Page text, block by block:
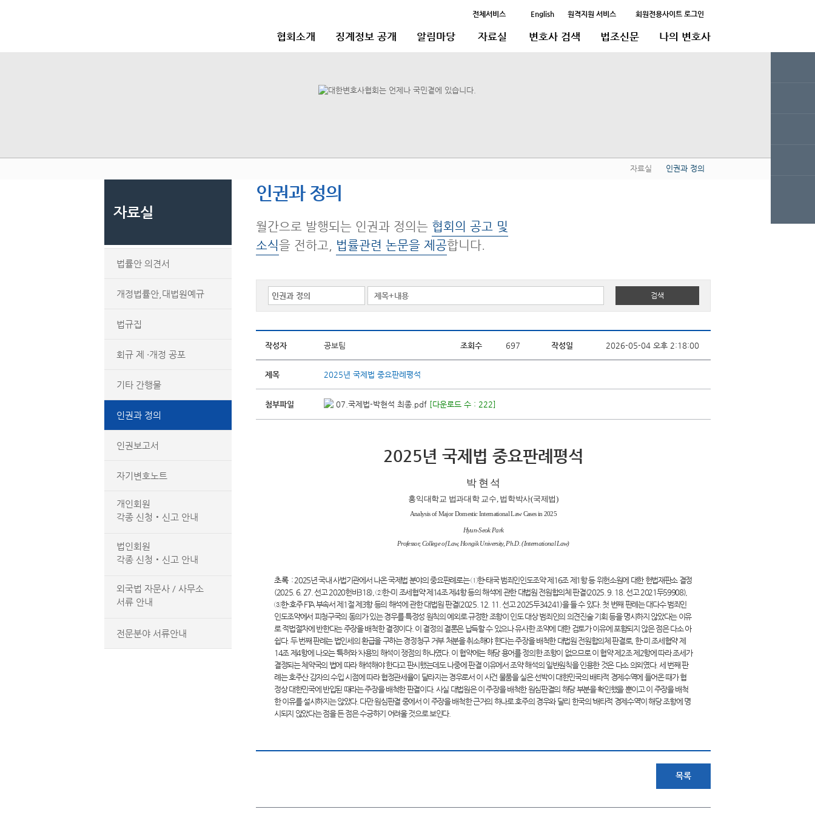
전체서비스 English 원격지원 서비스 회원전용사이트 로그인
협회소개 징계정보 공개 알림마당 자료실 변호사 검색 법조신문 나의 변호사
자료실 인권과 정의
자료실
법률안 의견서
개정법률안,대법원예규
법규집
회규 제 ·개정 공포
기타 간행물
인권과 정의
인권보고서
자기변호노트
개인회원
각종 신청‧신고 안내
법인회원
각종 신청‧신고 안내
외국법 자문사 / 사무소
서류 안내
전문분야 서류안내
인권과 정의
월간으로 발행되는 인권과 정의는 협회의 공고 및
소식을 전하고, 법률관련 논문을 제공합니다.
작성자 공보팀 조회수 697 작성일 2026-05-04 오후 2:18:00
제목 2025년 국제법 중요판례평석
첨부파일 07.국제법-박현석 최종.pdf [다운로드 수 : 222]
2025년 국제법 중요판례평석
박 현 석
홍익대학교 법과대학 교수, 법학박사(국제법)
Analysis of Major Domestic International Law Cases in 2025
Hyun-Seok Park
Professor, College of Law, Hongik University, Ph.D. (International Law)
초록 : 2025년 국내 사법기관에서 나온 국제법 분야의 중요판례로는 ①한-태국 범죄인인도조약 제16조 제1항 등 위헌소원에 대한 헌법재판소 결정
(2025. 6. 27. 선고 2020헌바318), ②한-미 조세협약 제14조 제4항 등의 해석에 관한 대법원 전원합의체 판결(2025. 9. 18. 선고 2021두59908),
③한-호주 FTA 부속서 제1절 제3항 등의 해석에 관한 대법원 판결(2025. 12. 11. 선고 2025두34241)을 들 수 있다. 첫 번째 판례는 대다수 범죄인
인도조약에서 피청구국의 동의가 있는 경우를 특정성 원칙의 예외로 규정한 조항이 인도 대상 범죄인의 의견진술 기회 등을 명시하지 않았다는 이유
로 적법절차에 반한다는 주장을 배척한 결정이다. 이 결정의 결론은 납득할 수 있으나 유사한 조약에 대한 검토가 이유에 포함되지 않은 점은 다소 아
쉽다. 두 번째 판례는 법인세의 환급을 구하는 경정청구 거부 처분을 취소해야 한다는 주장을 배척한 대법원 전원합의체 판결로, 한-미 조세협약 제
14조 제4항에 나오는 ‘특허’와 ‘사용’의 해석이 쟁점의 하나였다. 이 협약에는 해당 용어를 정의한 조항이 없으므로 이 협약 제2조 제2항에 따라 조세가
결정되는 체약국의 법에 따라 해석해야 한다고 판시했는데도 나중에 판결 이유에서 조약 해석의 일반원칙을 인용한 것은 다소 의외였다. 세 번째 판
례는 호주산 감자의 수입 시점에 따라 협정관세율이 달라지는 경우로서 이 사건 물품을 실은 선박이 대한민국의 배타적 경제수역에 들어온 때가 협
정상 대한민국에 반입된 때라는 주장을 배척한 판결이다. 사실 대법원은 이 주장을 배척한 원심판결의 해당 부분을 확인했을 뿐이고 이 주장을 배척
한 이유를 설시하지는 않았다. 다만 원심판결 중에서 이 주장을 배척한 근거의 하나로 호주의 경우와 달리 한국의 ‘배타적 경제수역’이 해당 조항에 명
시되지 않았다는 점을 든 점은 수긍하기 어려울 것으로 보인다.
목록